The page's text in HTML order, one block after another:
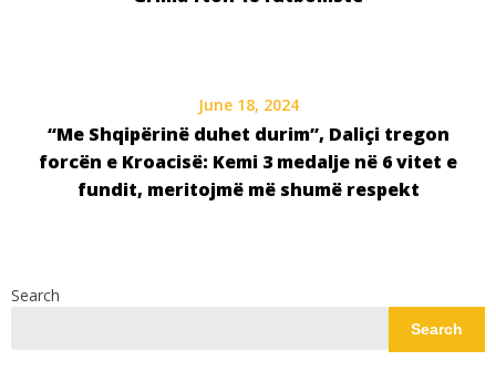
June 18, 2024
“Me Shqipërinë duhet durim”, Daliçi tregon
forcën e Kroacisë: Kemi 3 medalje në 6 vitet e
fundit, meritojmë më shumë respekt
Search
Search